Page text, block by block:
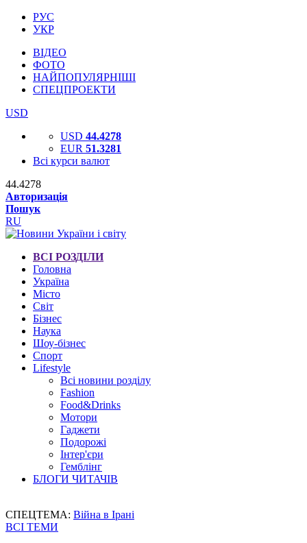
РУС
УКР
ВІДЕО
ФОТО
НАЙПОПУЛЯРНІШІ
СПЕЦПРОЕКТИ
USD
USD 44.4278
EUR 51.3281
Всі курси валют
44.4278
Авторизація
Пошук
RU
ВСІ РОЗДІЛИ
Головна
Україна
Місто
Світ
Бізнес
Наука
Шоу-бізнес
Спорт
Lifestyle
Всі новини розділу
Fashion
Food&Drinks
Мотори
Гаджети
Подорожі
Інтер'єри
Гемблінг
БЛОГИ ЧИТАЧІВ
СПЕЦТЕМА: Війна в Ірані
ВСІ ТЕМИ